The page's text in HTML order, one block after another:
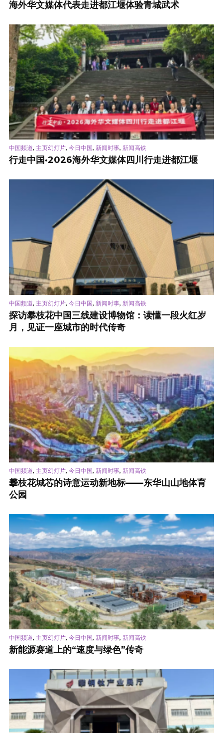
海外华文媒体代表走进都江堰体验青城武术
中国频道, 主页幻灯片, 今日中国, 新闻时事, 新闻高铁
行走中国·2026海外华文媒体四川行走进都江堰
中国频道, 主页幻灯片, 今日中国, 新闻时事, 新闻高铁
探访攀枝花中国三线建设博物馆：读懂一段火红岁
月，见证一座城市的时代传奇
中国频道, 主页幻灯片, 今日中国, 新闻时事, 新闻高铁
攀枝花城芯的诗意运动新地标——东华山山地体育
公园
中国频道, 主页幻灯片, 今日中国, 新闻时事, 新闻高铁
新能源赛道上的“速度与绿色”传奇